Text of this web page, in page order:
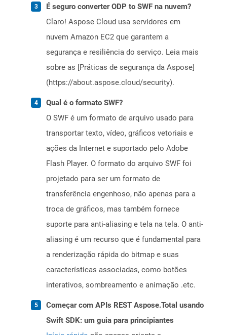
É seguro converter ODP to SWF na nuvem?
Claro! Aspose Cloud usa servidores em
nuvem Amazon EC2 que garantem a
segurança e resiliência do serviço. Leia mais
sobre as [Práticas de segurança da Aspose]
(https://about.aspose.cloud/security).
Qual é o formato SWF?
O SWF é um formato de arquivo usado para
transportar texto, vídeo, gráficos vetoriais e
ações da Internet e suportado pelo Adobe
Flash Player. O formato do arquivo SWF foi
projetado para ser um formato de
transferência engenhoso, não apenas para a
troca de gráficos, mas também fornece
suporte para anti-aliasing e tela na tela. O anti-
aliasing é um recurso que é fundamental para
a renderização rápida do bitmap e suas
características associadas, como botões
interativos, sombreamento e animação .etc.
Começar com APIs REST Aspose.Total usando
Swift SDK: um guia para principiantes